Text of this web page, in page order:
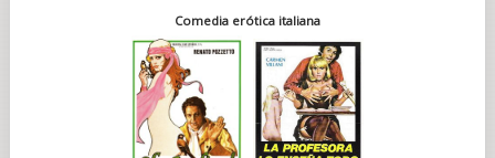
Comedia erótica italiana